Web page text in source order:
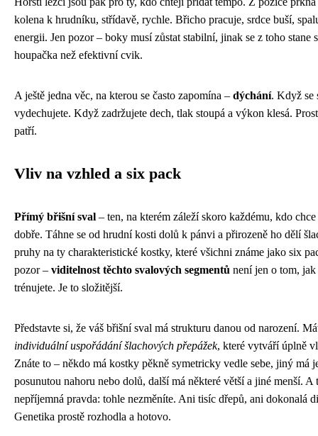
kolena k hrudníku, střídavě, rychle. Břicho pracuje, srdce buší,
energii. Jen pozor – boky musí zůstat stabilní, jinak se z toho stane
houpačka než efektivní cvik.
A ještě jedna věc, na kterou se často zapomína – dýchání. Když se
vydechujete. Když zadržujete dech, tlak stoupá a výkon klesá.
patří.
Vliv na vzhled a six pack
Přímý břišní sval – ten, na kterém záleží skoro každému, kdo
dobře. Táhne se od hrudní kosti dolů k pánvi a přirozeně ho dělí
pruhy na ty charakteristické kostky, které všichni známe jako six
pozor – viditelnost těchto svalových segmentů není jen o tom,
trénujete. Je to složitější.
Představte si, že váš břišní sval má strukturu danou od narození.
individuální uspořádání šlachových přepážek, které vytváří úplně
Znáte to – někdo má kostky pěkně symetricky vedle sebe, jiný má
posunutou nahoru nebo dolů, další má některé větší a jiné menší. A
nepříjemná pravda: tohle nezměníte. Ani tisíc dřepů, ani dokonalá
Genetika prostě rozhodla a hotovo.